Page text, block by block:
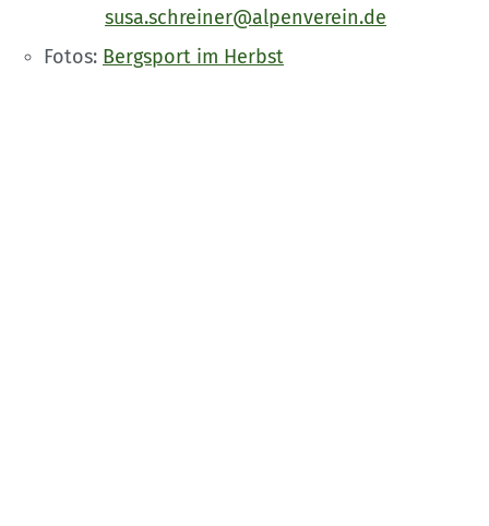
susa.schreiner@alpenverein.de
Fotos: Bergsport im Herbst